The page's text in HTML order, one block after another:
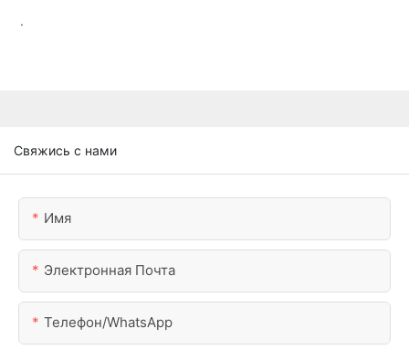
.
Свяжись с нами
Имя
Электронная Почта
Телефон/WhatsApp